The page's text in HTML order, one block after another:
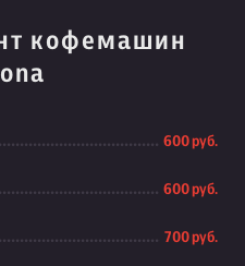
кофемашин
600 руб.
600 руб.
700 руб.